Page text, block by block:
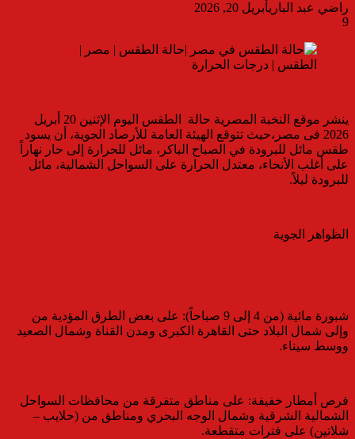
راضي عبد الباريأبريل 20, 2026
9
ينشر موقع النخبة المصرية حالة الطقس اليوم الإثنين 20 أبريل
2026 فى مصر،حيث تتوقع الهيئة العامة للأرصاد الجوية، أن يسود
طقس مائل للبرودة في الصباح الباكر، مائل للحرارة إلى حار نهاراً
على أغلب الأنحاء، معتدل الحرارة على السواحل الشمالية، مائل
للبرودة ليلاً.
​الظواهر الجوية
​شبورة مائية (من 4 إلى 9 صباحاً): على بعض الطرق المؤدية من
وإلى شمال البلاد حتى القاهرة الكبرى ومدن القناة وشمال الصعيد
ووسط سيناء.
​فرص أمطار خفيفة: على مناطق متفرقة من محافظات السواحل
الشمالية الشرقية وشمال الوجه البحري ومناطق من (حلايب –
شلاتين) على فترات متقطعة.